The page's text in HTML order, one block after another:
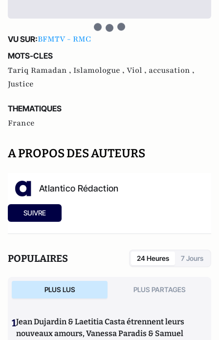
VU SUR:BFMTV - RMC
MOTS-CLES
Tariq Ramadan , Islamologue , Viol , accusation ,
Justice
THEMATIQUES
France
A PROPOS DES AUTEURS
Atlantico Rédaction
SUIVRE
POPULAIRES 24 Heures 7 Jours
PLUS LUS PLUS PARTAGES
1Jean Dujardin & Laetitia Casta étrennent leurs
nouveaux amours, Vanessa Paradis & Samuel